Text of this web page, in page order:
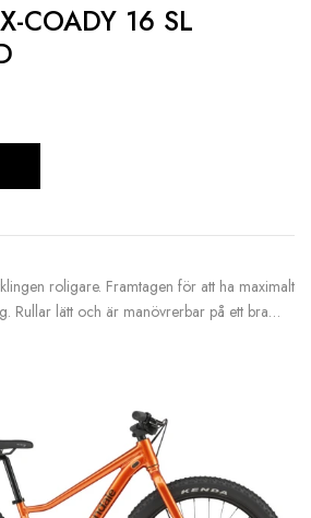
COADY 16 SL
roligare. Framtagen för att ha maximalt
Rullar lätt och är manövrerbar på ett bra…